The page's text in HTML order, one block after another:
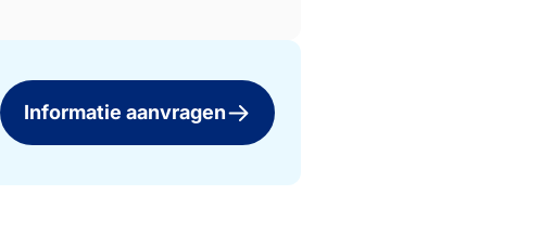
Informatie aanvragen